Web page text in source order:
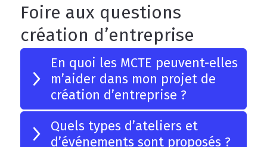
Titre
Foire aux questions
création d’entreprise
En quoi les MCTE peuvent-elles
m’aider dans mon projet de
création d’entreprise ?
Quels types d’ateliers et
d’événements sont proposés ?